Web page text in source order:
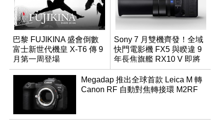
巴黎 FUJIKINA 盛會倒數
富士新世代機皇 X-T6 傳 9
月第一周登場
Sony 7 月雙機齊發！全域
快門電影機 FX5 與睽違 9
年長焦旗艦 RX10 V 即將
登場
Megadap 推出全球首款 Leica M 轉
Canon RF 自動對焦轉接環 M2RF